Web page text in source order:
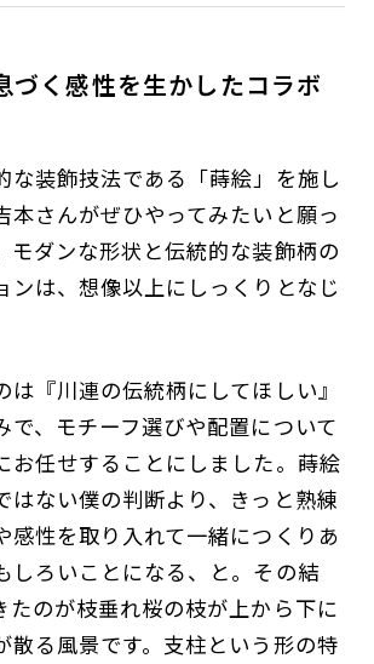
づく感性を生かしたコラボ
な装飾技法である「蒔絵」を施し
本さんがぜひやってみたいと願っ
モダンな形状と伝統的な装飾柄の
ンは、想像以上にしっくりとなじ
は『川連の伝統柄にしてほしい』
で、モチーフ選びや配置について
お任せすることにしました。蒔絵
はない僕の判断より、きっと熟練
感性を取り入れて一緒につくりあ
しろいことになる、と。その結
たのが枝垂れ桜の枝が上から下に
散る風景です。支柱という形の特